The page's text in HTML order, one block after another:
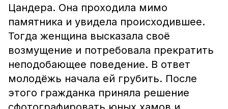
Цандера. Она проходила мимо
памятника и увидела происходившее.
Тогда женщина высказала своё
возмущение и потребовала прекратить
неподобающее поведение. В ответ
молодёжь начала ей грубить. После
этого гражданка приняла решение